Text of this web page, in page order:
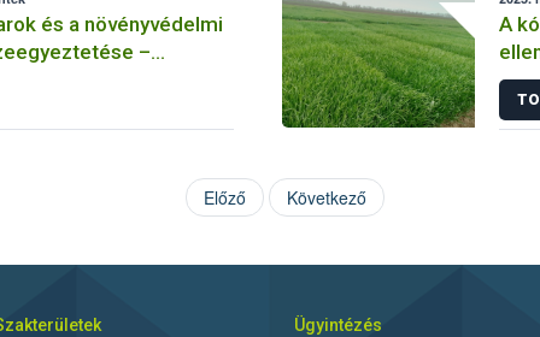
és a növényvédelmi
–
A
Előző Következő
Ügyintézés